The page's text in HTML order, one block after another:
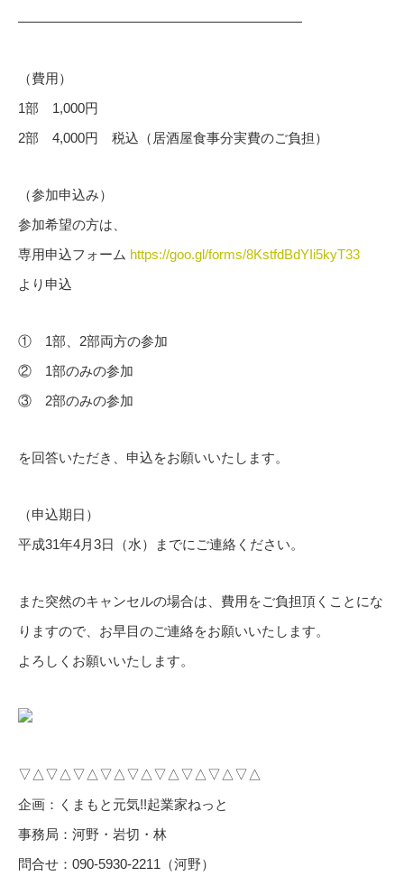
—————————————————————
（費用）
1部 1,000円
2部 4,000円 税込（居酒屋食事分実費のご負担）
（参加申込み）
参加希望の方は、
専用申込フォーム https://goo.gl/forms/8KstfdBdYIi5kyT33
より申込
① 1部、2部両方の参加
② 1部のみの参加
③ 2部のみの参加
を回答いただき、申込をお願いいたします。
（申込期日）
平成31年4月3日（水）までにご連絡ください。
また突然のキャンセルの場合は、費用をご負担頂くことにな
りますので、お早目のご連絡をお願いいたします。
よろしくお願いいたします。
▽△▽△▽△▽△▽△▽△▽△▽△▽△
企画：くまもと元気!!起業家ねっと
事務局：河野・岩切・林
問合せ：090-5930-2211（河野）